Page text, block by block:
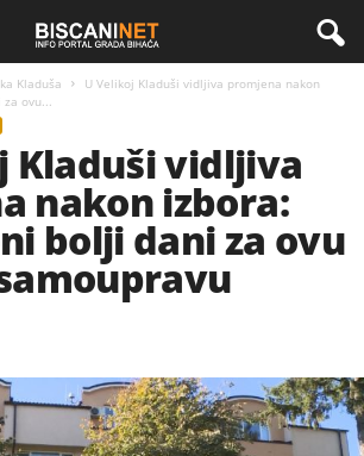
Kladuša
U Velikoj Kladuši vidljiva promjena nakon
ovu...
Kladuši vidljiva
nakon izbora:
bolji dani za ovu